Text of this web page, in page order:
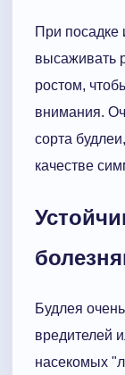
При
высаживать
ростом,
внимания.
сорта
качестве
Будлея
вредителей
насекомых